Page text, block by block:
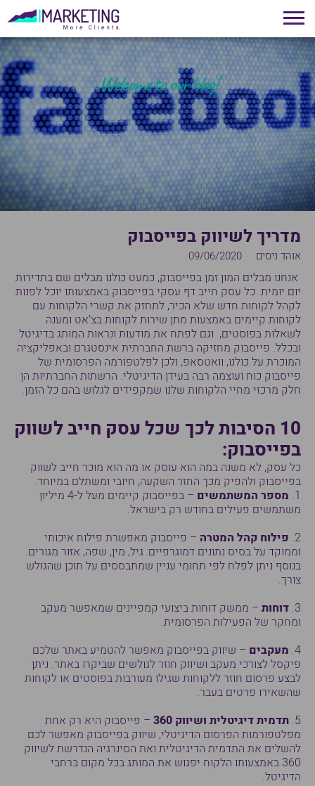
!Welcome to our blog
מדריך לשיווק בפייסבוק
אוהד ניסים 09/06/2020
אנחנו מבלים המון זמן בפייסבוק, כמעט כולנו מבלים שם בתדירות
יום יומית. כל עסק חייב דף עסקי בפייסבוק באמצעותו יוכל לפנות
לקהל לקוחות חדש שלא הכיר, לתחזק את קשרי הלקוחות עם
לקוחות קיימים באמצעות מתן שירות לקוחות בצ’אט ומענה
לשאלות בפוסטים, וגם לפתח את מודעות ונראות המותג בדיגיטל
ובכלל. פייסבוק מחזיקה ברשת החברתית אינסטגרם ובאפליקציה
המוכרת על כולנו, וואטסאפ, ולכן לפלטפורמה הפרסומית של
פייסבוק כוח ועוצמה רבה בעידן הדיגיטלי. הרשתות החברתיות הן
חלק מרכזי מחיי הלקוחות שלנו שמקפידים לגלוש בהם כל הזמן.
10 הסיבות לכך שכל עסק חייב לשווק
בפייסבוק:
כל עסק, לא משנה במה הוא עוסק או מה הוא מוכר חייב לשווק
בפייסבוק ולהפיק מכך החזר השקעה, חיובי ומשתלם במיוחד.
1. מספר המשתמשים
– בפייסבוק קיימים מעל ל-4 מיליון
משתמשים פעילים בחודש רק בישראל.
2. פילוח קהל המטרה – פייסבוק מאפשרת פילוח איכותי
וממוקד על בסיס נתונים דמוגרפיים: גיל, מין, שפה, אזור מגורים.
בנוסף ניתן לפלח לפי תחומי עניין שמתבססים על תוכן שהגולש
צורך.
3. דוחות – ממשק דוחות ביצועי קמפיינים שמאפשר מעקב
ומחקר של הפעילות הפרסומית.
4. מעקבים – שיווק בפייסבוק מאפשר להטמיע באתר שלכם
פיקסל לצורכי מעקב ושיווק חוזר לגולשים שביקרו באתר. ניתן
לבצע פרסום חוזר ללקוחות שגילו מעורבות בפוסטים או לקוחות
שהשאירו פרטים בעבר.
5. תדמית דיגיטלית ושיווק 360
– פייסבוק היא רק אחת
מפלטפורמות הפרסום הדיגיטלי, שיווק בפייסבוק מאפשר לכם
להשלים את התדמית הדיגיטלית ואת הסינרגיה הנדרשת לשיווק
360 באמצעותו הלקוח יפגוש את המותג בכל מקום ברחבי
הדיגיטל.